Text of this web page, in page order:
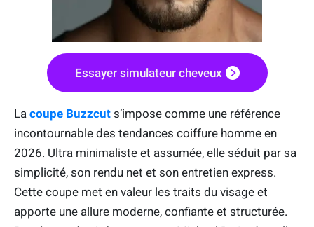
Essayer simulateur cheveux
La coupe Buzzcut s’impose comme une référence
incontournable des tendances coiffure homme en
2026. Ultra minimaliste et assumée, elle séduit par sa
simplicité, son rendu net et son entretien express.
Cette coupe met en valeur les traits du visage et
apporte une allure moderne, confiante et structurée.